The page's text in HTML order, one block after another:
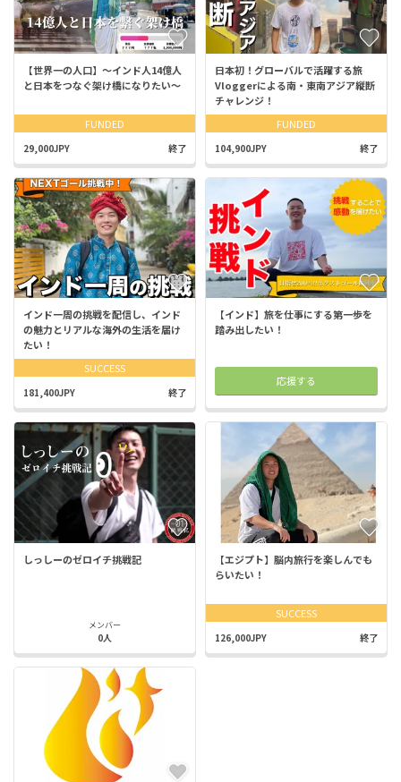
【世界一の人口】～インド人14億人
と日本をつなぐ架け橋になりたい～
FUNDED
29,000JPY 終了
日本初！グローバルで活躍する旅
Vloggerによる南・東南アジア縦断
チャレンジ！
FUNDED
104,900JPY 終了
インド一周の挑戦を配信し、インド
の魅力とリアルな海外の生活を届け
たい！
SUCCESS
181,400JPY 終了
【インド】旅を仕事にする第一歩を
踏み出したい！
応援する
しっしーのゼロイチ挑戦記
メンバー
0人
【エジプト】脳内旅行を楽しんでも
らいたい！
SUCCESS
126,000JPY 終了